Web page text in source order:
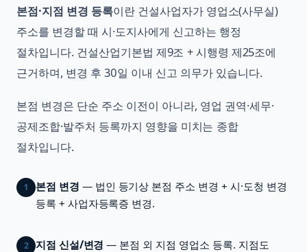
본점·지점 변경 등록이란 건설사업자가 영업소(사무실)
주소를 변경할 때 시·도지사에게 신고하는 행정
절차입니다. 건설산업기본법 제9조 + 시행령 제25조에
근거하며, 변경 후 30일 이내 신고 의무가 있습니다.
본점 변경은 단순 주소 이전이 아니라, 영업 권역·세무·
공제조합·발주처 등록까지 영향을 미치는 종합
절차입니다.
1 본점 변경 — 법인 등기상 본점 주소 변경 + 시·도청 변경
등록 + 사업자등록증 변경.
2 지점 신설/변경 — 본점 외 지점 영업소 등록. 지점도